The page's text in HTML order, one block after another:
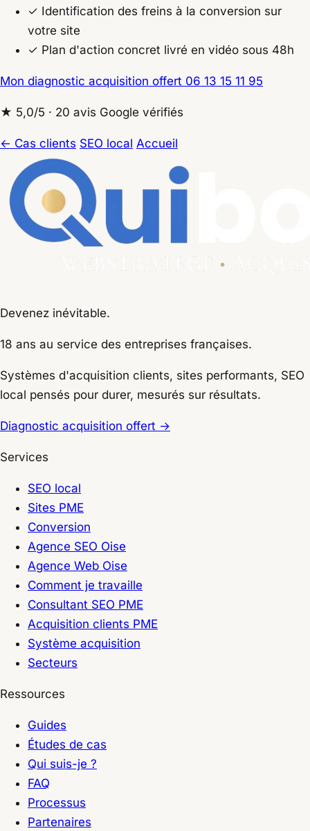
✓ Identification des freins à la conversion sur
votre site
✓ Plan d'action concret livré en vidéo sous 48h
Mon diagnostic acquisition offert 06 13 15 11 95
★ 5,0/5 · 20 avis Google vérifiés
← Cas clients SEO local Accueil
Devenez inévitable.
18 ans au service des entreprises françaises.
Systèmes d'acquisition clients, sites performants, SEO
local pensés pour durer, mesurés sur résultats.
Diagnostic acquisition offert →
Services
SEO local
Sites PME
Conversion
Agence SEO Oise
Agence Web Oise
Comment je travaille
Consultant SEO PME
Acquisition clients PME
Système acquisition
Secteurs
Ressources
Guides
Études de cas
Qui suis-je ?
FAQ
Processus
Partenaires